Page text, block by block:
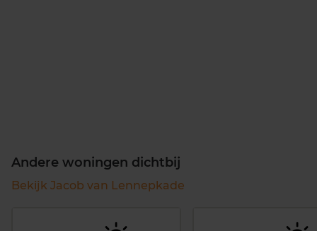
Andere woningen dichtbij
Bekijk Jacob van Lennepkade